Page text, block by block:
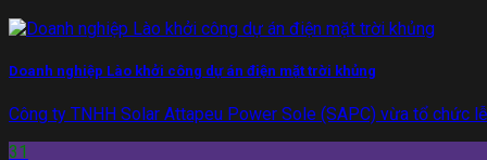
Doanh nghiệp Lào khởi công dự án điện mặt trời khủng
Công ty TNHH Solar Attapeu Power Sole (SAPC) vừa tổ chức
31